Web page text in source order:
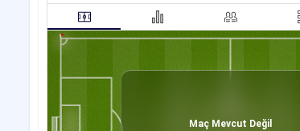
Maç Mevcut Değil